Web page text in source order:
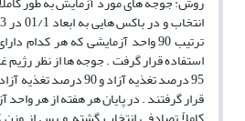
استفاده قرار گرفت . جوجه ها از نظر رژیم
قرار گرفتند . در پایان هر هفته از هر